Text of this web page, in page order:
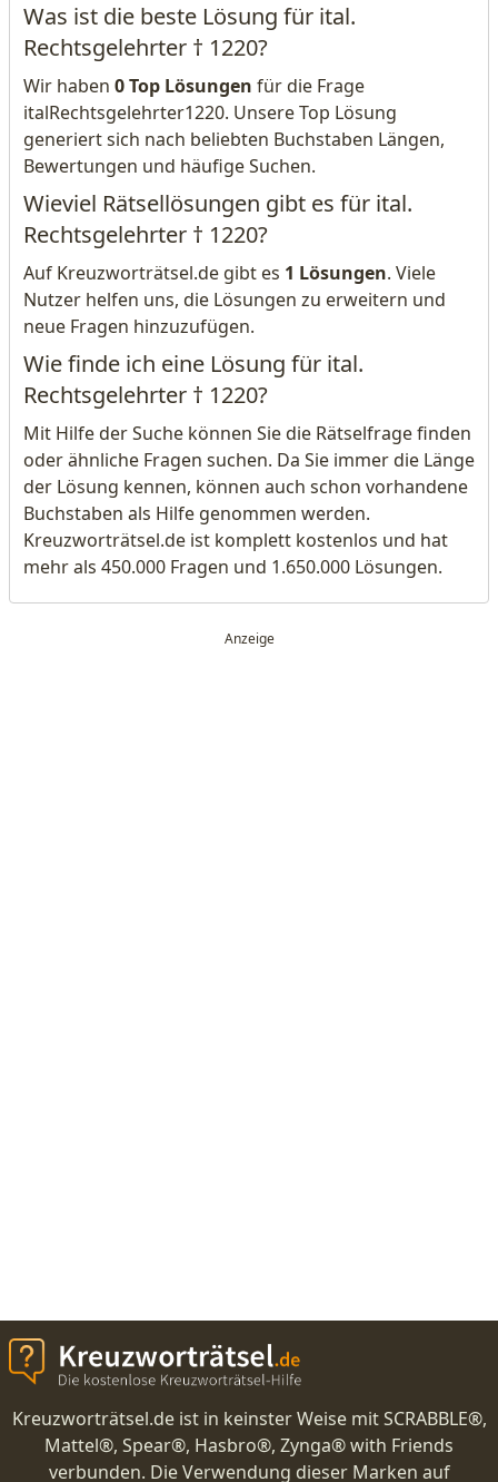
Was ist die beste Lösung für ital.
Rechtsgelehrter † 1220?
Wir haben 0 Top Lösungen für die Frage
italRechtsgelehrter1220. Unsere Top Lösung
generiert sich nach beliebten Buchstaben Längen,
Bewertungen und häufige Suchen.
Wieviel Rätsellösungen gibt es für ital.
Rechtsgelehrter † 1220?
Auf Kreuzworträtsel.de gibt es 1 Lösungen. Viele
Nutzer helfen uns, die Lösungen zu erweitern und
neue Fragen hinzuzufügen.
Wie finde ich eine Lösung für ital.
Rechtsgelehrter † 1220?
Mit Hilfe der Suche können Sie die Rätselfrage finden
oder ähnliche Fragen suchen. Da Sie immer die Länge
der Lösung kennen, können auch schon vorhandene
Buchstaben als Hilfe genommen werden.
Kreuzworträtsel.de ist komplett kostenlos und hat
mehr als 450.000 Fragen und 1.650.000 Lösungen.
Kreuzworträtsel.de ist in keinster Weise mit SCRABBLE®,
Mattel®, Spear®, Hasbro®, Zynga® with Friends
verbunden. Die Verwendung dieser Marken auf